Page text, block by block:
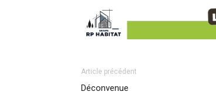
Article précédent
Déconvenue